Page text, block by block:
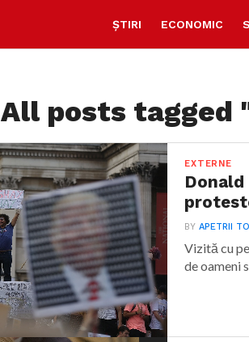
ȘTIRI ECONOMIC
All posts tagged
EXTERNE
BYAPETRII
Vizită cu
de oameni